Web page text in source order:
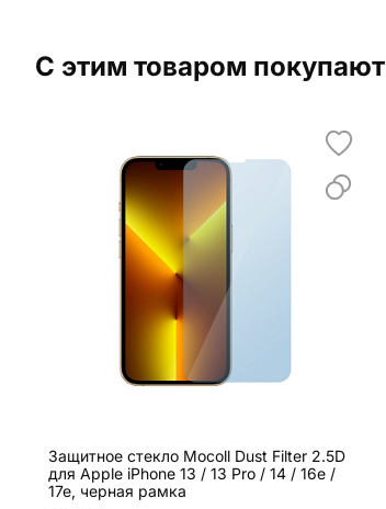
С этим товаром покупают
Защитное стекло Mocoll Dust Filter 2.5D
для Apple iPhone 13 / 13 Pro / 14 / 16e /
17e, черная рамка